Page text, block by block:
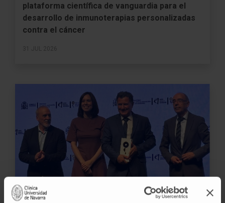
plataforma científica de vanguardia para el
desarrollo de inmunoterapias personalizadas
contra el cáncer
El Cima recibe la acreditación de excelencia